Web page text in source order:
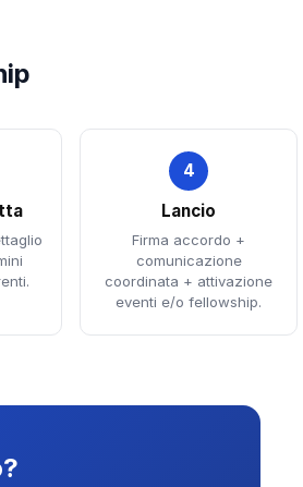
4
Lancio
Firma accordo +
comunicazione
coordinata + attivazione
eventi e/o fellowship.